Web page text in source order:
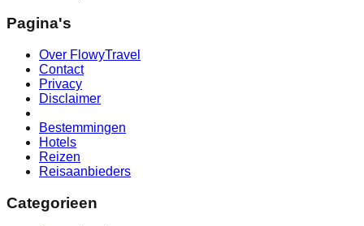
Pagina's
Over FlowyTravel
Contact
Privacy
Disclaimer
Bestemmingen
Hotels
Reizen
Reisaanbieders
Categorieen